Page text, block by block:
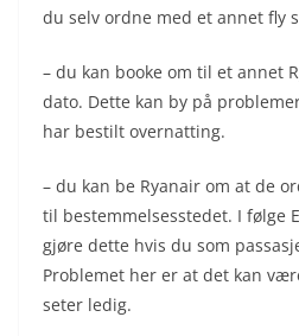
du selv ordne med et annet fly
– du kan booke om til et annet
dato. Dette kan by på
har bestilt overnatting.
– du kan be Ryanair om at de
til bestemmelsesstedet. I følge
gjøre dette hvis du som
Problemet her er at det kan
seter ledig.